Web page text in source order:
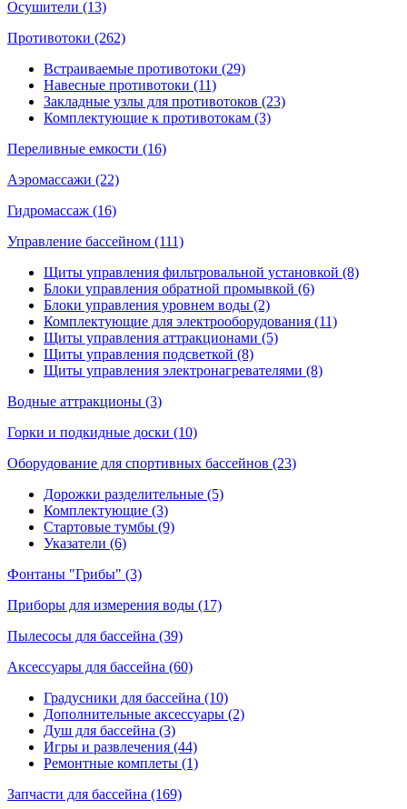
Осушители (13)
Противотоки (262)
Встраиваемые противотоки (29)
Навесные противотоки (11)
Закладные узлы для противотоков (23)
Комплектующие к противотокам (3)
Переливные емкости (16)
Аэромассажи (22)
Гидромассаж (16)
Управление бассейном (111)
Щиты управления фильтровальной установкой (8)
Блоки управления обратной промывкой (6)
Блоки управления уровнем воды (2)
Комплектующие для электрооборудования (11)
Щиты управления аттракционами (5)
Щиты управления подсветкой (8)
Щиты управления электронагревателями (8)
Водные аттракционы (3)
Горки и подкидные доски (10)
Оборудование для спортивных бассейнов (23)
Дорожки разделительные (5)
Комплектующие (3)
Стартовые тумбы (9)
Указатели (6)
Фонтаны "Грибы" (3)
Приборы для измерения воды (17)
Пылесосы для бассейна (39)
Аксессуары для бассейна (60)
Градусники для бассейна (10)
Дополнительные аксессуары (2)
Душ для бассейна (3)
Игры и развлечения (44)
Ремонтные комплеты (1)
Запчасти для бассейна (169)